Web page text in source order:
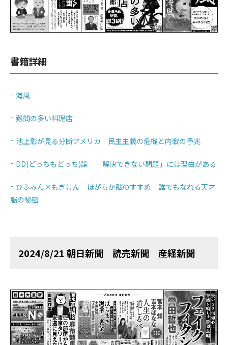
書籍詳細
海風
難問の多い料理店
池上彰が見る分断アメリカ 民主主義の危機と内戦の予兆
DD(どっちもどっち)論 「解決できない問題」には理由がある
ひふみん×もぎけん ほがらか脳のすすめ 誰でもなれる天才
脳の秘密
2024/8/21 朝日新聞 読売新聞 産経新聞